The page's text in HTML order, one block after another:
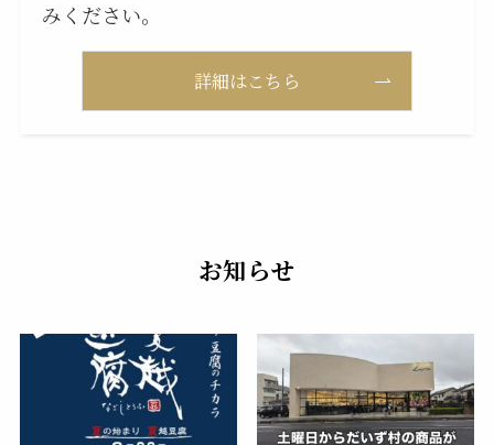
みください。
詳細はこちら
お知らせ